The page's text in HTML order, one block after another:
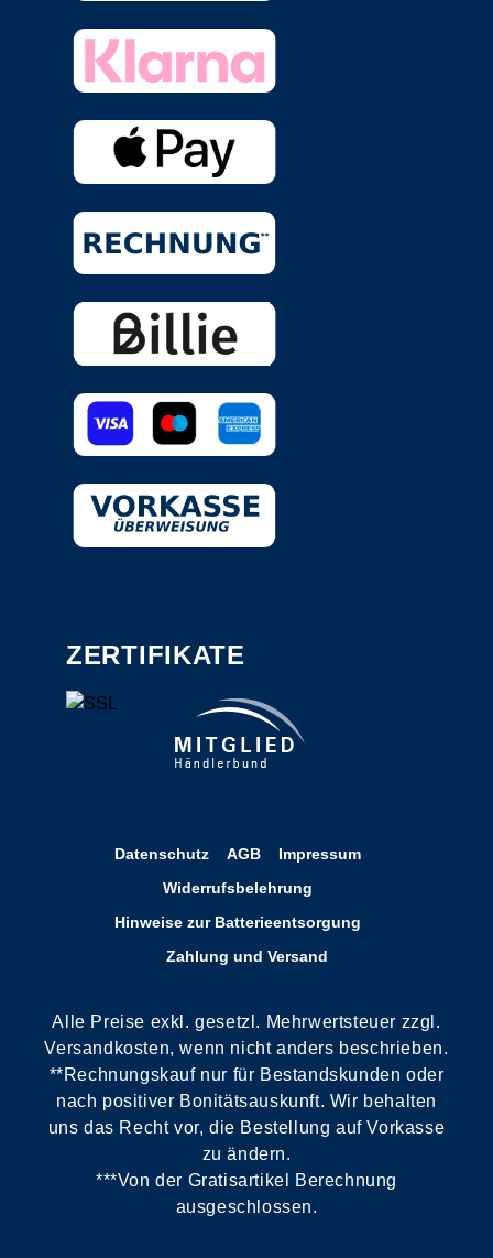
ZERTIFIKATE
Datenschutz AGB
Impressum
Widerrufsbelehrung
Hinweise zur Batterieentsorgung
Zahlung und Versand
Alle Preise exkl. gesetzl. Mehrwertsteuer zzgl.
Versandkosten, wenn nicht anders beschrieben.
**Rechnungskauf nur für Bestandskunden oder
nach positiver Bonitätsauskunft. Wir behalten
uns das Recht vor, die Bestellung auf Vorkasse
zu ändern.
***Von der Gratisartikel Berechnung
ausgeschlossen.